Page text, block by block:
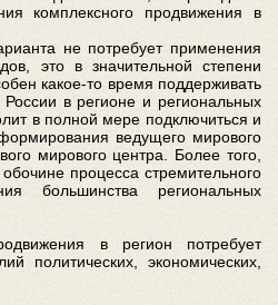
комплексного продвижения в
не потребует применения
это в значительной степени
какое-то время поддерживать
в регионе и региональных
в полной мере подключиться и
ведущего мирового
мирового центра. Более того,
процесса стремительного
большинства региональных
в регион потребует
политических, экономических,